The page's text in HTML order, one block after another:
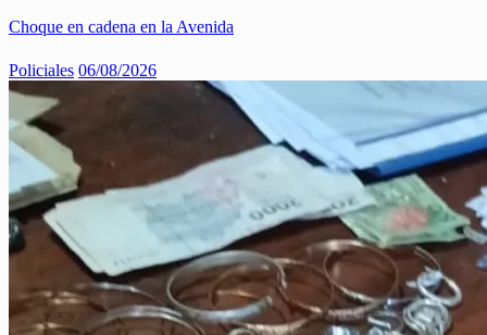
Choque en cadena en la Avenida
Policiales 06/08/2026